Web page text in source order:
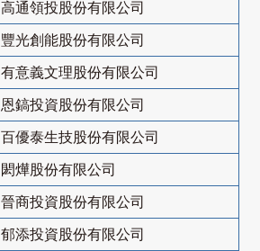
高通領投股份有限公司
豐光創能股份有限公司
有意義文理股份有限公司
恩鎬投資股份有限公司
百優泰生技股份有限公司
閎燁股份有限公司
晉商投資股份有限公司
郁添投資股份有限公司